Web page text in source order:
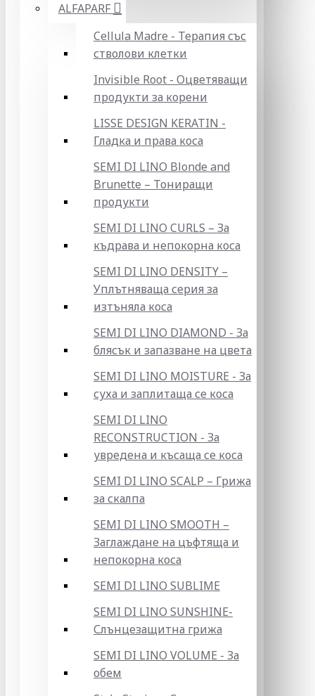
ALFAPARF
Cellula Madre - Терапия със
стволови клетки
Invisible Root - Оцветяващи
продукти за корени
LISSE DESIGN KERATIN -
Гладка и права коса
SEMI DI LINO Blonde and
Brunette – Тониращи
продукти
SEMI DI LINO CURLS – За
къдрава и непокорна коса
SEMI DI LINO DENSITY –
Уплътняваща серия за
изтъняла коса
SEMI DI LINO DIAMOND - За
блясък и запазване на цвета
SEMI DI LINO MOISTURE - За
суха и заплитаща се коса
SEMI DI LINO
RECONSTRUCTION - За
увредена и късаща се коса
SEMI DI LINO SCALP – Грижа
за скалпа
SEMI DI LINO SMOOTH –
Заглаждане на цъфтяща и
непокорна коса
SEMI DI LINO SUBLIME
SEMI DI LINO SUNSHINE-
Слънцезащитна грижа
SEMI DI LINO VOLUME - За
обем